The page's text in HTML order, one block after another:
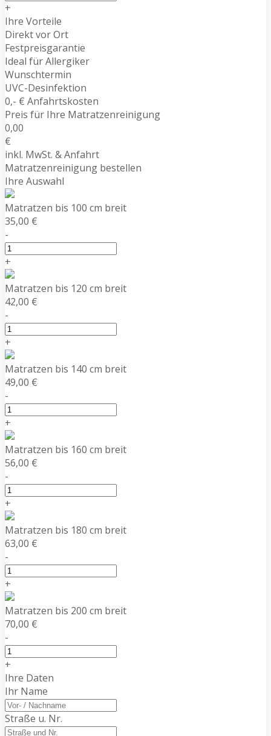
+
Ihre Vorteile
Direkt vor Ort
Festpreisgarantie
Ideal für Allergiker
Wunschtermin
UVC-Desinfektion
0,- € Anfahrtskosten
Preis für Ihre Matratzenreinigung
0,00
€
inkl. MwSt. & Anfahrt
Matratzenreinigung bestellen
Ihre Auswahl
Matratzen bis 100 cm breit
35,00 €
-
+
Matratzen bis 120 cm breit
42,00 €
-
+
Matratzen bis 140 cm breit
49,00 €
-
+
Matratzen bis 160 cm breit
56,00 €
-
+
Matratzen bis 180 cm breit
63,00 €
-
+
Matratzen bis 200 cm breit
70,00 €
-
+
Ihre Daten
Ihr Name
Straße u. Nr.